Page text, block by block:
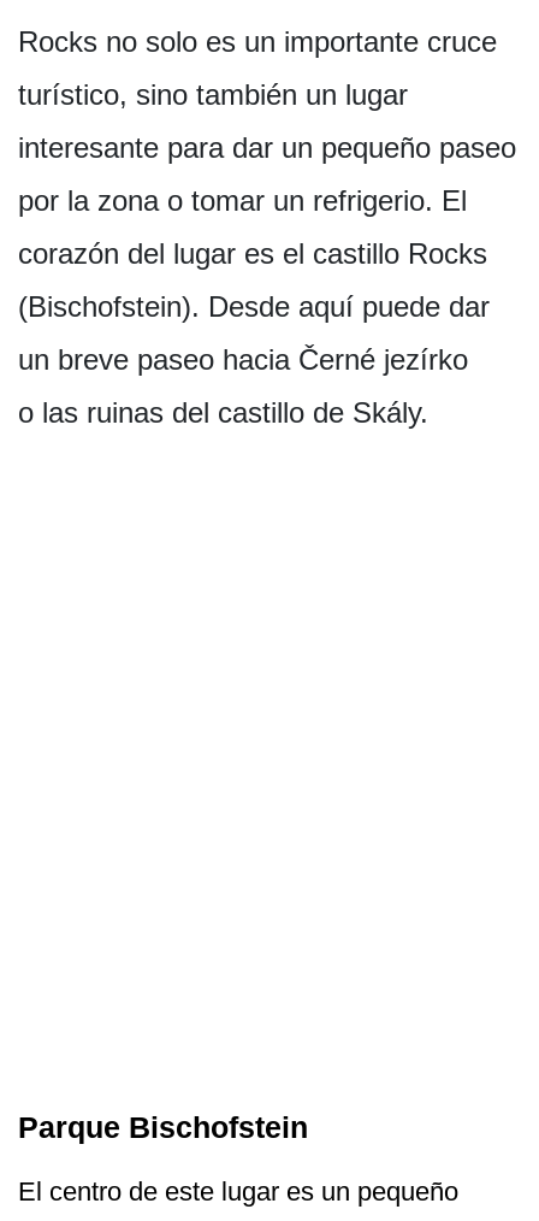
Rocks no solo es un importante cruce
turístico, sino también un lugar
interesante para dar un pequeño paseo
por la zona o tomar un refrigerio. El
corazón del lugar es el castillo Rocks
(Bischofstein). Desde aquí puede dar
un breve paseo hacia Černé jezírko
o las ruinas del castillo de Skály.
Parque Bischofstein
El centro de este lugar es un pequeño